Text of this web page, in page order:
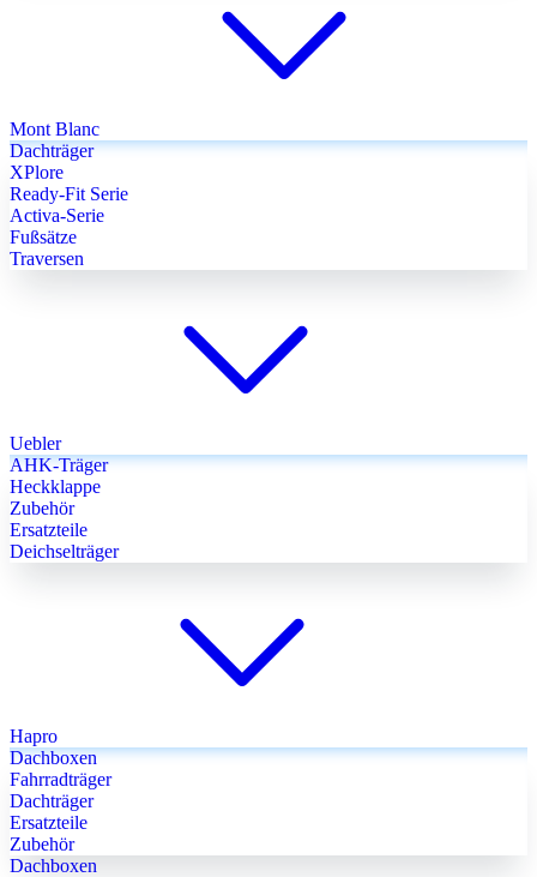
Mont Blanc
Dachträger
XPlore
Ready-Fit Serie
Activa-Serie
Fußsätze
Traversen
Uebler
AHK-Träger
Heckklappe
Zubehör
Ersatzteile
Deichselträger
Hapro
Dachboxen
Fahrradträger
Dachträger
Ersatzteile
Zubehör
Dachboxen